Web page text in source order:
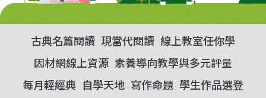
古典名篇閱讀 現當代閱讀 線上教室任你學
因材網線上資源 素養導向教學與多元評量
每月輕經典 自學天地 寫作命題 學生作品選登